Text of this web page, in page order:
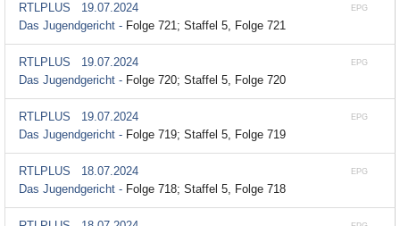
EPG
RTLPLUS
19.07.2024
Das Jugendgericht - Folge 721; Staffel 5, Folge 721
EPG
RTLPLUS
19.07.2024
Das Jugendgericht - Folge 720; Staffel 5, Folge 720
EPG
RTLPLUS
19.07.2024
Das Jugendgericht - Folge 719; Staffel 5, Folge 719
EPG
RTLPLUS
18.07.2024
Das Jugendgericht - Folge 718; Staffel 5, Folge 718